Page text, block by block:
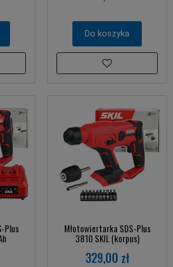
Do koszyka
Plus Młotowiertarka SDS-Plus
3810 SKIL (korpus)
329,00 zł